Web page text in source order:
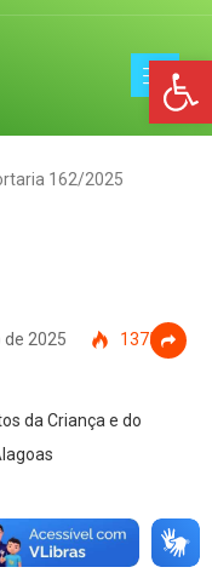
162/2025
de 2025 1375
da Criança e do